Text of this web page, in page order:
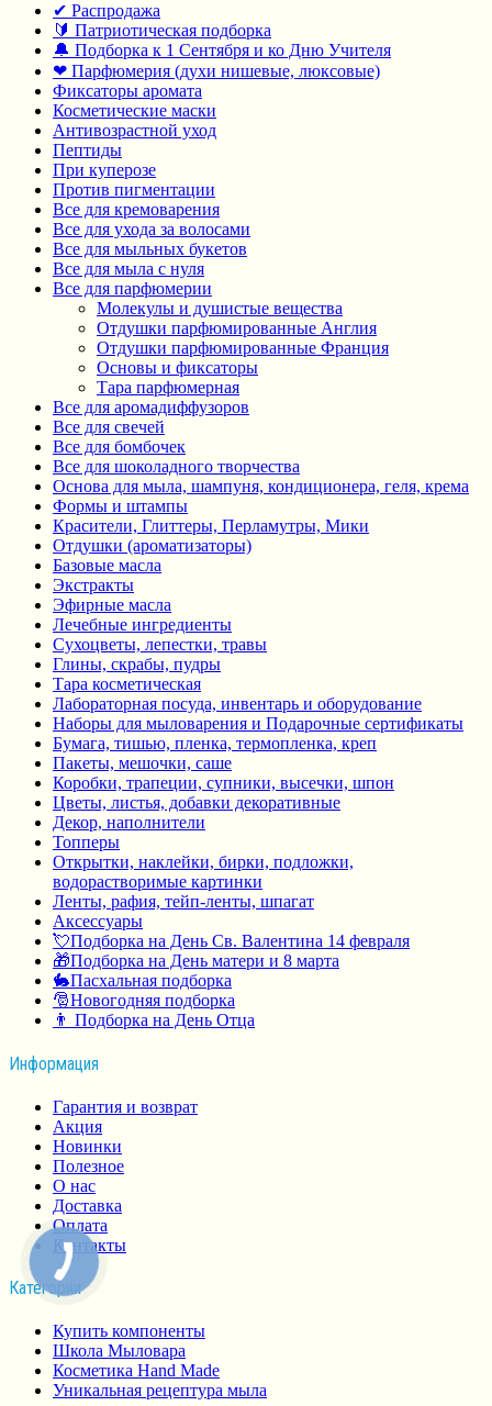
✔ Распродажа
🔰 Патриотическая подборка
🔔 Подборка к 1 Сентября и ко Дню Учителя
❤ Парфюмерия (духи нишевые, люксовые)
Фиксаторы аромата
Косметические маски
Антивозрастной уход
Пептиды
При куперозе
Против пигментации
Все для кремоварения
Все для ухода за волосами
Все для мыльных букетов
Все для мыла с нуля
Все для парфюмерии
Молекулы и душистые вещества
Отдушки парфюмированные Англия
Отдушки парфюмированные Франция
Основы и фиксаторы
Тара парфюмерная
Все для аромадиффузоров
Все для свечей
Все для бомбочек
Все для шоколадного творчества
Основа для мыла, шампуня, кондиционера, геля, крема
Формы и штампы
Красители, Глиттеры, Перламутры, Мики
Отдушки (ароматизаторы)
Базовые масла
Экстракты
Эфирные масла
Лечебные ингредиенты
Сухоцветы, лепестки, травы
Глины, скрабы, пудры
Тара косметическая
Лабораторная посуда, инвентарь и оборудование
Наборы для мыловарения и Подарочные сертификаты
Бумага, тишью, пленка, термопленка, креп
Пакеты, мешочки, саше
Коробки, трапеции, супники, высечки, шпон
Цветы, листья, добавки декоративные
Декор, наполнители
Топперы
Открытки, наклейки, бирки, подложки,
водорастворимые картинки
Ленты, рафия, тейп-ленты, шпагат
Аксессуары
💘Подборка на День Св. Валентина 14 февраля
🎁Подборка на День матери и 8 марта
🐇Пасхальная подборка
🎅Новогодняя подборка
👨 Подборка на День Отца
Информация
Гарантия и возврат
Акция
Новинки
Полезное
О нас
Доставка
Оплата
Контакты
Категории
Купить компоненты
Школа Мыловара
Косметика Hand Made
Уникальная рецептура мыла